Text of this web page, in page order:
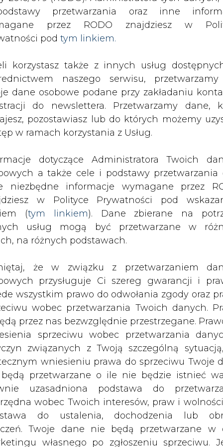
ZMIANY KADROWE NA RYNKU
przetwarzania oraz inne
przez RODO znajdziesz w
pod tym linkiem.
korzystasz także z innych usług
naszego serwisu,
dane osobowe podane przy zakładaniu
do newslettera. Przetwarzamy dane,
pozostawiasz lub do których możemy
w ramach korzystania z Usług.
dotyczące Administratora Twoich
a także cele i podstawy przetwarzania
niezbędne informacje wymagane przez
w Polityce Prywatności pod
(tym linkiem). Dane zbierane na
usług mogą być przetwarzane w
na różnych podstawach.
że w związku z przetwarzaniem
przysługuje Ci szereg gwarancji i
wszystkim prawo do odwołania zgody oraz
wobec przetwarzania Twoich danych.
przez nas bezwzględnie przestrzegane.
sprzeciwu wobec przetwarzania
związanych z Twoją szczególną
wniesieniu prawa do sprzeciwu Twoje
przetwarzane o ile nie będzie istnieć
uzasadniona podstawa do
wobec Twoich interesów, praw i
do ustalenia, dochodzenia lub
Twoje dane nie będą przetwarzane w
własnego po zgłoszeniu sprzeciwu.
chce akcji Elektrimu
drukuj skomentuj udostępnij :
Vivendi przedstawia
propozycję zamiany
Elektrimu oraz udziału w
mają ponad 6,35% głosów w polskiej spółce.
Artykuł powstał bez wsparcia narzędzi sztucznej
inteligencji. Wydawca portalu CIRE zgadza się na
publikacji do szkoleń treningowych LLM.
PODPIS
Przesłanie komentarza oznacza akceptację zasad korzystania